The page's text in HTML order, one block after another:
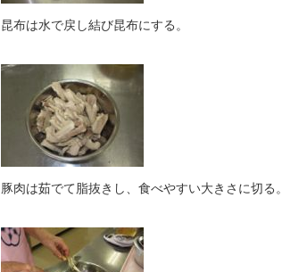
昆布は水で戻し結び昆布にする。
豚肉は茹でて脂抜きし、食べやすい大きさに切る。